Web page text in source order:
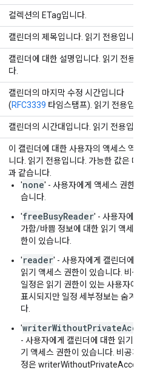
컬렉션의 ETag입니다.
캘린더의 제목입니다. 읽기 전용입니다.
캘린더에 대한 설명입니다. 읽기 전용
다.
캘린더의 마지막 수정 시간입니다
(RFC3339 타임스탬프). 읽기 전용입
캘린더의 시간대입니다. 읽기 전용입
이 캘린더에 대한 사용자의 액세스 역
니다. 읽기 전용입니다. 가능한 값은 다
과 같습니다.
'none' - 사용자에게 액세스 권한
습니다.
'freeBusyReader' - 사용자에
가함/바쁨 정보에 대한 읽기 액세
한이 있습니다.
'reader' - 사용자에게 캘린더에
읽기 액세스 권한이 있습니다. 비공
일정은 읽기 권한이 있는 사용자에
표시되지만 일정 세부정보는 숨겨
다.
'
- 사용자에게 캘린더에 대한 읽기
기 액세스 권한이 있습니다. 비공개
정은